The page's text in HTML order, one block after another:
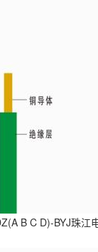
ZR-RVS珠江电缆